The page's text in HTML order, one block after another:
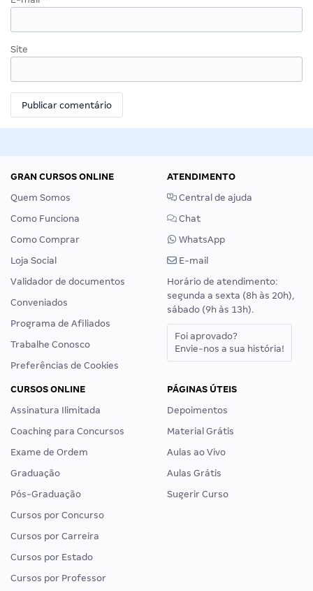
Site
GRAN CURSOS ONLINE
Quem Somos
Como Funciona
Como Comprar
Loja Social
Validador de documentos
Conveniados
Programa de Afiliados
Trabalhe Conosco
Preferências de Cookies
ATENDIMENTO
Central de ajuda
Chat
WhatsApp
E-mail
Horário de atendimento:
segunda a sexta (8h às 20h),
sábado (9h às 13h).
Foi aprovado?
Envie-nos a sua história!
CURSOS ONLINE
Assinatura Ilimitada
Coaching para Concursos
Exame de Ordem
Graduação
Pós-Graduação
Cursos por Concurso
Cursos por Carreira
Cursos por Estado
Cursos por Professor
PÁGINAS ÚTEIS
Depoimentos
Material Grátis
Aulas ao Vivo
Aulas Grátis
Sugerir Curso